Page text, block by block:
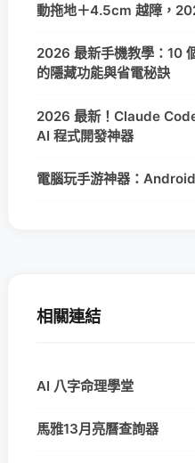
動拖地＋4.5cm 越障，
2026 最新手機教學：10
的隱藏功能與省電秘訣
2026 最新！Claude
AI 程式開發神器
電腦玩手游神器：
相關連結
AI 八字命理學堂
馬雅13月亮曆查詢器